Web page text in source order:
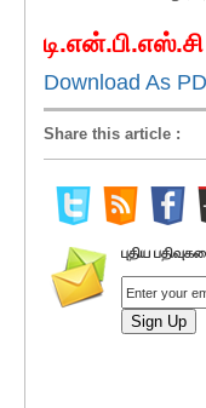
Download As
Share this article :
புதிய